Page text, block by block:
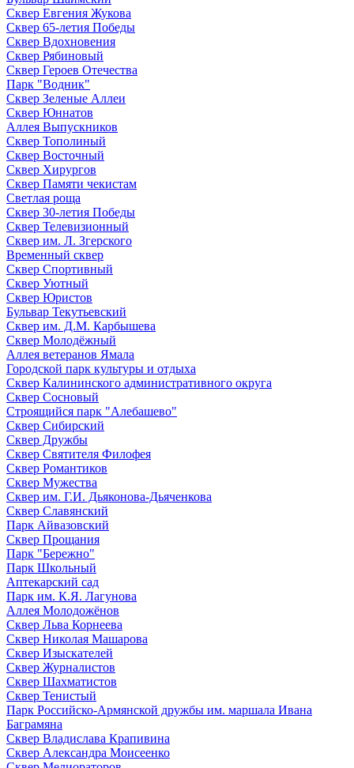
Сквер Евгения Жукова
Сквер 65-летия Победы
Сквер Вдохновения
Сквер Рябиновый
Сквер Героев Отечества
Парк "Водник"
Сквер Зеленые Аллеи
Сквер Юннатов
Аллея Выпускников
Сквер Тополиный
Сквер Восточный
Сквер Хирургов
Сквер Памяти чекистам
Светлая роща
Сквер 30-летия Победы
Сквер Телевизионный
Сквер им. Л. Згерского
Временный сквер
Сквер Спортивный
Сквер Уютный
Сквер Юристов
Бульвар Текутьевский
Сквер им. Д.М. Карбышева
Сквер Молодёжный
Аллея ветеранов Ямала
Городской парк культуры и отдыха
Сквер Калининского административного округа
Сквер Сосновый
Строящийся парк "Алебашево"
Сквер Сибирский
Сквер Дружбы
Сквер Святителя Филофея
Сквер Романтиков
Сквер Мужества
Сквер им. Г.И. Дьяконова-Дьяченкова
Сквер Славянский
Парк Айвазовский
Сквер Прощания
Парк "Бережно"
Парк Школьный
Аптекарский сад
Парк им. К.Я. Лагунова
Аллея Молодожёнов
Сквер Льва Корнеева
Сквер Николая Машарова
Сквер Изыскателей
Сквер Журналистов
Сквер Шахматистов
Сквер Тенистый
Парк Российско-Армянской дружбы им. маршала Ивана
Баграмяна
Сквер Владислава Крапивина
Сквер Александра Моисеенко